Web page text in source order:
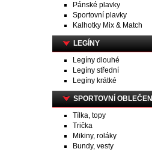
Pánské plavky
Sportovní plavky
Kalhotky Mix & Match
LEGÍNY
Legíny dlouhé
Legíny střední
Legíny krátké
SPORTOVNÍ OBLEČENÍ
Tílka, topy
Trička
Mikiny, roláky
Bundy, vesty